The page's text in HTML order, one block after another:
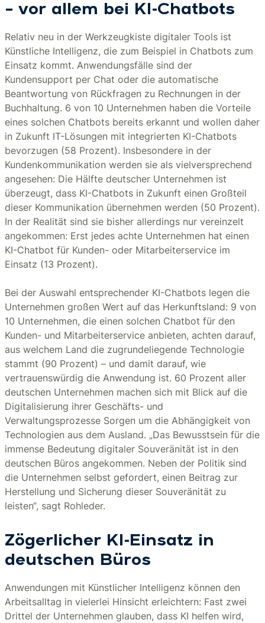
– vor allem bei KI-Chatbots
Relativ neu in der Werkzeugkiste digitaler Tools ist
Künstliche Intelligenz, die zum Beispiel in Chatbots zum
Einsatz kommt. Anwendungsfälle sind der
Kundensupport per Chat oder die automatische
Beantwortung von Rückfragen zu Rechnungen in der
Buchhaltung. 6 von 10 Unternehmen haben die Vorteile
eines solchen Chatbots bereits erkannt und wollen daher
in Zukunft IT-Lösungen mit integrierten KI-Chatbots
bevorzugen (58 Prozent). Insbesondere in der
Kundenkommunikation werden sie als vielversprechend
angesehen: Die Hälfte deutscher Unternehmen ist
überzeugt, dass KI-Chatbots in Zukunft einen Großteil
dieser Kommunikation übernehmen werden (50 Prozent).
In der Realität sind sie bisher allerdings nur vereinzelt
angekommen: Erst jedes achte Unternehmen hat einen
KI-Chatbot für Kunden- oder Mitarbeiterservice im
Einsatz (13 Prozent).
Bei der Auswahl entsprechender KI-Chatbots legen die
Unternehmen großen Wert auf das Herkunftsland: 9 von
10 Unternehmen, die einen solchen Chatbot für den
Kunden- und Mitarbeiterservice anbieten, achten darauf,
aus welchem Land die zugrundeliegende Technologie
stammt (90 Prozent) – und damit darauf, wie
vertrauenswürdig die Anwendung ist. 60 Prozent aller
deutschen Unternehmen machen sich mit Blick auf die
Digitalisierung ihrer Geschäfts- und
Verwaltungsprozesse Sorgen um die Abhängigkeit von
Technologien aus dem Ausland. „Das Bewusstsein für die
immense Bedeutung digitaler Souveränität ist in den
deutschen Büros angekommen. Neben der Politik sind
die Unternehmen selbst gefordert, einen Beitrag zur
Herstellung und Sicherung dieser Souveränität zu
leisten“, sagt Rohleder.
Zögerlicher KI-Einsatz in
deutschen Büros
Anwendungen mit Künstlicher Intelligenz können den
Arbeitsalltag in vielerlei Hinsicht erleichtern: Fast zwei
Drittel der Unternehmen glauben, dass KI helfen wird,